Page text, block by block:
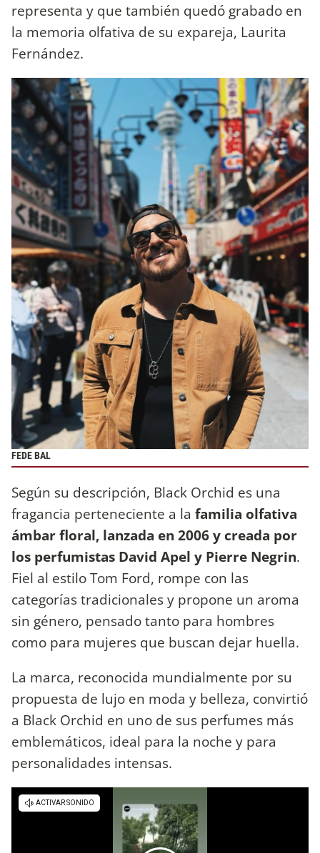
representa y que también quedó grabado en
la memoria olfativa de su expareja, Laurita
Fernández.
FEDE BAL
Según su descripción, Black Orchid es una
fragancia perteneciente a la familia olfativa
ámbar floral, lanzada en 2006 y creada por
los perfumistas David Apel y Pierre Negrin.
Fiel al estilo Tom Ford, rompe con las
categorías tradicionales y propone un aroma
sin género, pensado tanto para hombres
como para mujeres que buscan dejar huella.
La marca, reconocida mundialmente por su
propuesta de lujo en moda y belleza, convirtió
a Black Orchid en uno de sus perfumes más
emblemáticos, ideal para la noche y para
personalidades intensas.